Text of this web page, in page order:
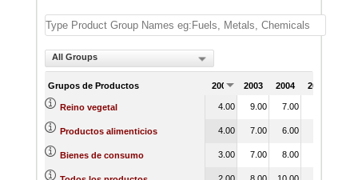
All Groups
Grupos de Productos 2002 2003 2004 2005
Reino vegetal 4.00 9.00 7.00
Productos alimenticios 4.00 7.00 6.00
Bienes de consumo 3.00 7.00 8.00
2.00 8.00 10.00